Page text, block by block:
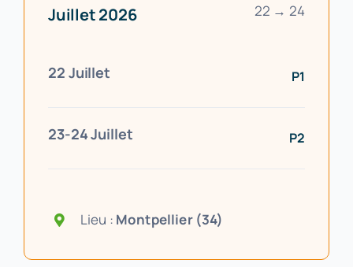
Juillet 2026 22 → 24
22 Juillet P1
23-24 Juillet P2
Lieu : Montpellier (34)